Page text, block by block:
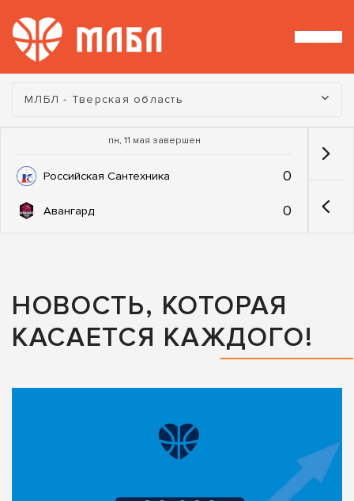
Турнир:
МЛБЛ - Тверская область
пн, 11 мая завершен
Российская Сантехника 0
Авангард 0
НОВОСТЬ, КОТОРАЯ
КАСАЕТСЯ КАЖДОГО!